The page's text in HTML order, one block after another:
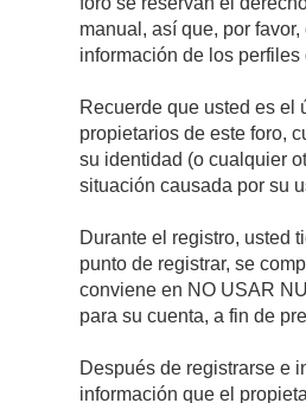
manual, así que, por
información de los
Recuerde que usted es el
propietarios de este foro,
su identidad (o cualquier
situación causada por su
Durante el registro, usted
punto de registrar, se
conviene en NO USAR
para su cuenta, a fin de
Después de registrarse e
información que el